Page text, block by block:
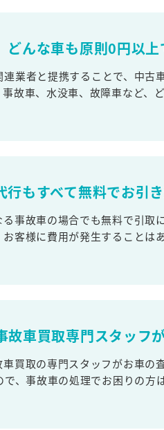
どんな車も原則0円以上
業者と提携することで、中古
故車、水没車、故障車など、
行もすべて無料でお引
事故車の場合でも無料で引取
客様に費用が発生することはあ
故車買取専門スタッフ
買取の専門スタッフがお車の
、事故車の処理でお困りの方